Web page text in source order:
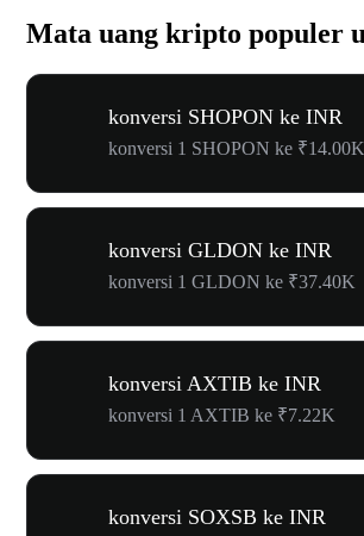
Mata uang kripto populer
konversi SHOPON ke INR
konversi 1 SHOPON ke ₹14.00K
konversi GLDON ke INR
konversi 1 GLDON ke ₹37.40K
konversi AXTIB ke INR
konversi 1 AXTIB ke ₹7.22K
konversi SOXSB ke INR